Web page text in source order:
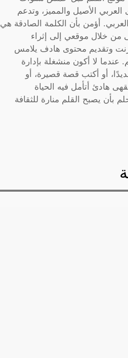
الأصيل والمميز، وتدعم
أؤمن بأن الكلمة الصادقة هي
من خلال موقعي إلى إثراء
وتقديم محتوى هادف يلامس
عندما لا أكون منشغلة بإدارة
أو أكتب قصة قصيرة، أو
هادئ أتأمل فيه الحياة
بأن يصبح القلم منارة للثقافة